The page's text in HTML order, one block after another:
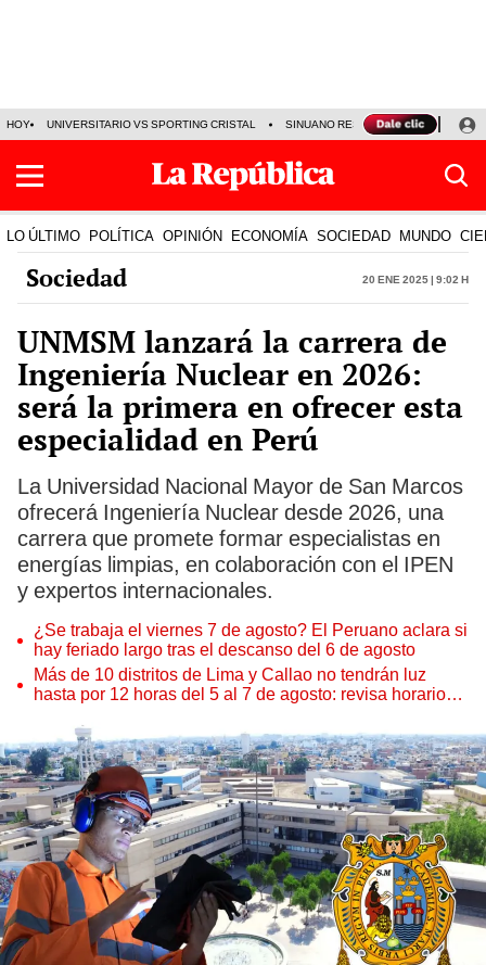
HOY UNIVERSITARIO VS SPORTING CRISTAL SINUANO RESULTADOS HOY
LO ÚLTIMO POLÍTICA OPINIÓN ECONOMÍA SOCIEDAD MUNDO
Sociedad 20 Ene 2025 | 9:02 h
UNMSM lanzará la carrera de
Ingeniería Nuclear en 2026:
será la primera en ofrecer esta
especialidad en Perú
La Universidad Nacional Mayor de San Marcos
ofrecerá Ingeniería Nuclear desde 2026, una
carrera que promete formar especialistas en
energías limpias, en colaboración con el IPEN
y expertos internacionales.
¿Se trabaja el viernes 7 de agosto? El Peruano aclara si
hay feriado largo tras el descanso del 6 de agosto
Más de 10 distritos de Lima y Callao no tendrán luz
hasta por 12 horas del 5 al 7 de agosto: revisa horarios y